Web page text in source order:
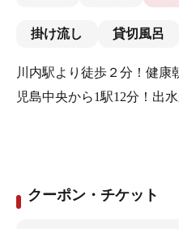
掛け流し 貸切風呂
川内駅より徒歩２分！健康
児島中央から1駅12分！出
クーポン・チケット